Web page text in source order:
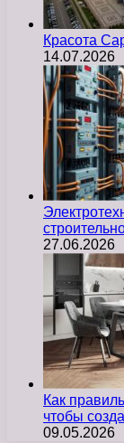
Красота
14.07.2026
27.06.2026
Как
чтобы
09.05.2026